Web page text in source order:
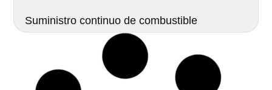
Suministro continuo de combustible